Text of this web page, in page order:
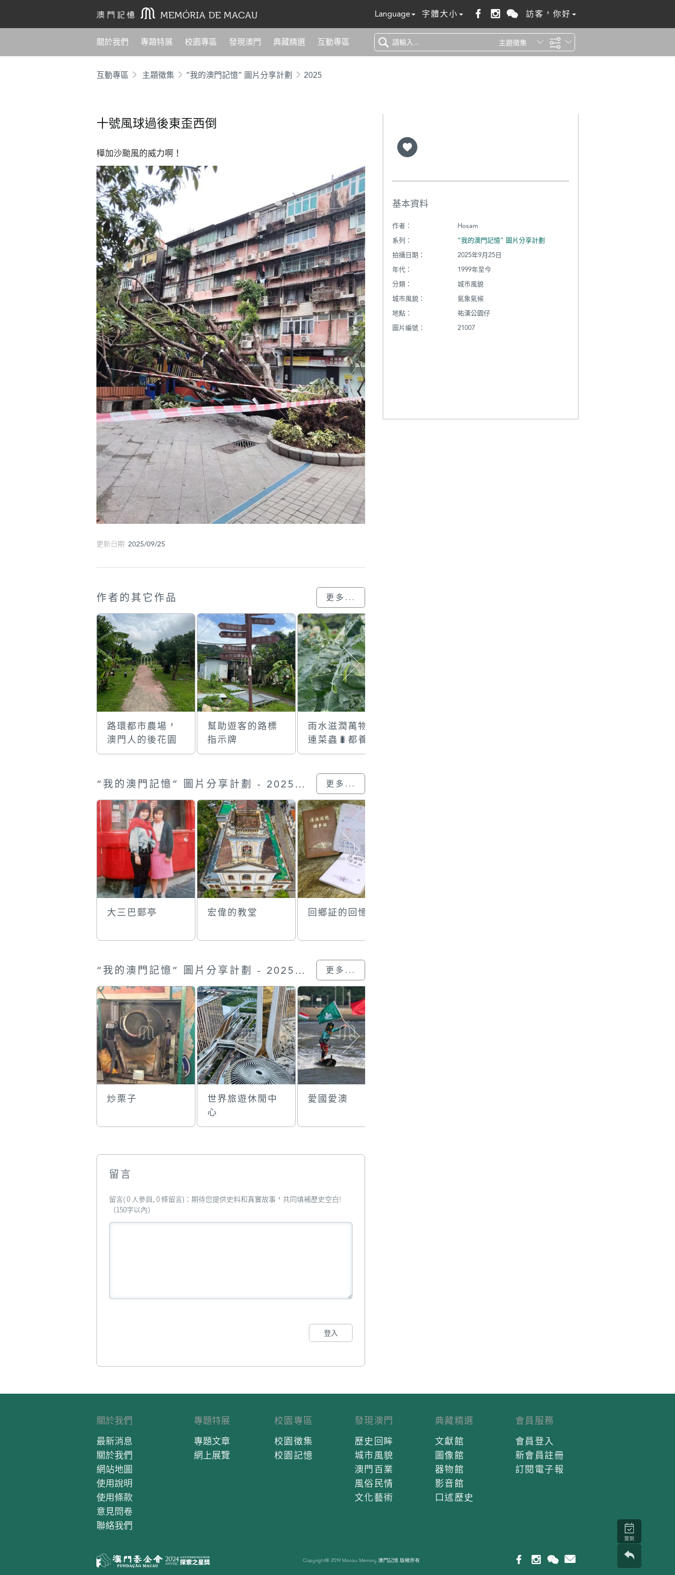
Language 字體大小 訪客，你好
關於我們 專題特展 校園專區 發現澳門 典藏精選 互動專區 主題徵集
互動專區 主題徵集 “我的澳門記憶” 圖片分享計劃 2025
十號風球過後東歪西倒
樺加沙颱風的威力啊！
更新日期 2025/09/25
作者的其它作品 更多...
路環都市農場，
澳門人的後花園
幫助遊客的路標
指示牌
雨水滋潤萬物，
連菜蟲🐛都養得
肥肥白白！
“我的澳門記憶” 圖片分享計劃 - 2025的入選作品 更多...
大三巴郵亭 宏偉的教堂 回鄉証的回憶
“我的澳門記憶” 圖片分享計劃 - 2025的參與作品 更多...
炒栗子
世界旅遊休閒中
心
愛國愛澳
留言
留言( 0 人參與, 0 條留言)：期待您提供史料和真實故事，共同填補歷史空白!
（150字以內）
登入
基本資料
作者：
Hosam
系列：
“我的澳門記憶” 圖片分享計劃
拍攝日期：
2025年9月25日
年代：
1999年至今
分類：
城市風貌
城市風貌：
氣象氣候
地點：
祐漢公園仔
圖片編號：
21007
關於我們
最新消息
關於我們
網站地圖
使用說明
使用條款
意見問卷
聯絡我們
專題特展
專題文章
網上展覽
校園專區
校園徵集
校園記憶
發現澳門
歷史回眸
城市風貌
澳門百業
風俗民情
文化藝術
典藏精選
文獻館
圖像館
器物館
影音館
口述歷史
會員服務
會員登入
新會員註冊
訂閱電子報
Copyright© 2019 Macau Memory 澳門記憶 版權所有
簽到